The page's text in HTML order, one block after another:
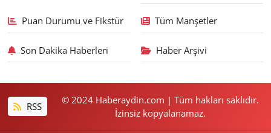
Puan Durumu ve Fikstür Tüm Manşetler
Son Dakika Haberleri Haber Arşivi
RSS
© 2024 Haberaydin.com | Tüm hakları saklıdır.
İzinsiz kopyalanamaz.